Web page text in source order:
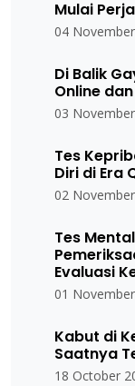
Mulai
04
Di Balik
Online
03
Tes
Diri di Era
02
Tes
Evaluasi
01
Kabut di
Saatnya
18 October